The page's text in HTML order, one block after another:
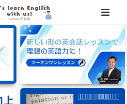
豪華特典を無料でプレゼント中⭐️